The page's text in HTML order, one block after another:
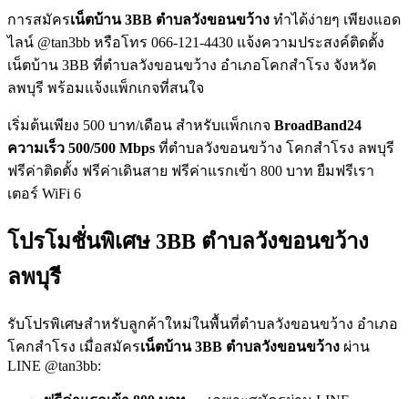
การสมัครเน็ตบ้าน 3BB ตำบลวังขอนขว้าง ทำได้ง่ายๆ เพียงแอด
ไลน์ @tan3bb หรือโทร 066-121-4430 แจ้งความประสงค์ติดตั้ง
เน็ตบ้าน 3BB ที่ตำบลวังขอนขว้าง อำเภอโคกสำโรง จังหวัด
ลพบุรี พร้อมแจ้งแพ็กเกจที่สนใจ
เริ่มต้นเพียง 500 บาท/เดือน สำหรับแพ็กเกจ BroadBand24
ความเร็ว 500/500 Mbps ที่ตำบลวังขอนขว้าง โคกสำโรง ลพบุรี
ฟรีค่าติดตั้ง ฟรีค่าเดินสาย ฟรีค่าแรกเข้า 800 บาท ยืมฟรีเรา
เตอร์ WiFi 6
โปรโมชั่นพิเศษ 3BB ตำบลวังขอนขว้าง
ลพบุรี
รับโปรพิเศษสำหรับลูกค้าใหม่ในพื้นที่ตำบลวังขอนขว้าง อำเภอ
โคกสำโรง เมื่อสมัครเน็ตบ้าน 3BB ตำบลวังขอนขว้าง ผ่าน
LINE @tan3bb: